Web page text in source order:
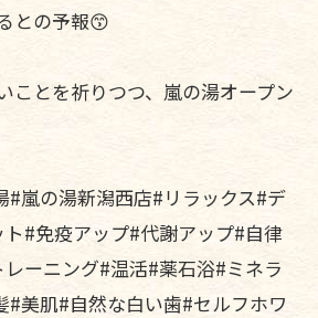
との予報😙
ことを祈りつつ、嵐の湯オープン
#嵐の湯新潟西店#リラックス#デ
ト#免疫アップ#代謝アップ#自律
ーニング#温活#薬石浴#ミネラ
#美肌#自然な白い歯#セルフホワ